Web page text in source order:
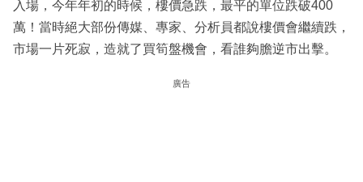
入場，今年年初的時候，樓價急跌，最平的單位跌破400
萬！當時絕大部份傳媒、專家、分析員都說樓價會繼續跌，
市場一片死寂，造就了買筍盤機會，看誰夠膽逆市出擊。
廣告